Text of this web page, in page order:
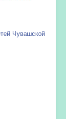
Чувашской